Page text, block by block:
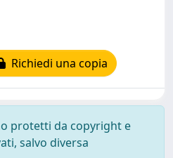
Richiedi una copia
protetti da copyright e
salvo diversa